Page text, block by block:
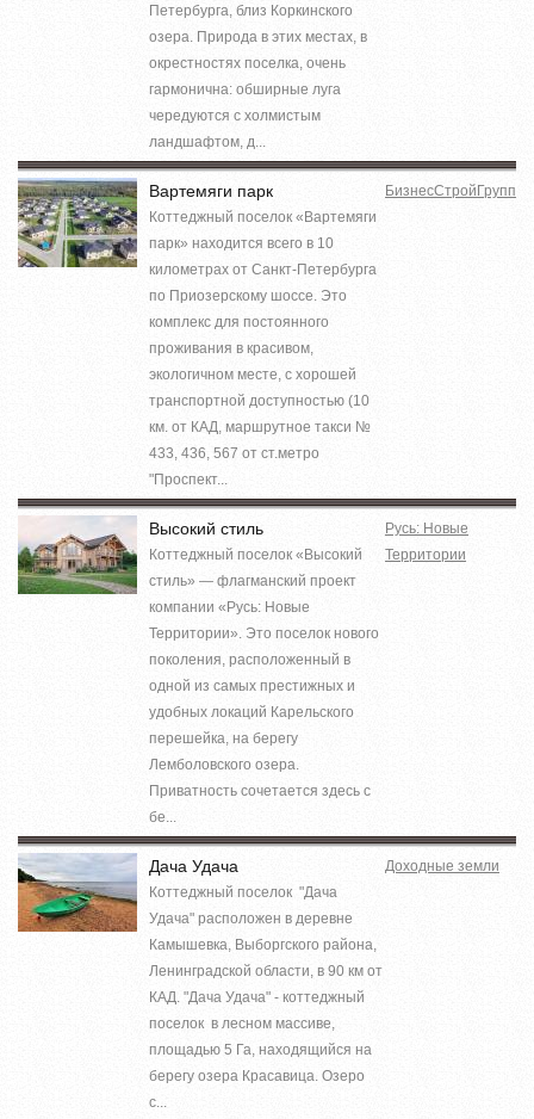
Петербурга, близ Коркинского
озера. Природа в этих местах, в
окрестностях поселка, очень
гармонична: обширные луга
чередуются с холмистым
ландшафтом, д...
Вартемяги парк
Коттеджный поселок «Вартемяги
парк» находится всего в 10
километрах от Санкт-Петербурга
по Приозерскому шоссе. Это
комплекс для постоянного
проживания в красивом,
экологичном месте, с хорошей
транспортной доступностью (10
км. от КАД, маршрутное такси №
433, 436, 567 от ст.метро
"Проспект...
БизнесСтройГрупп
Высокий стиль
Коттеджный поселок «Высокий
стиль» — флагманский проект
компании «Русь: Новые
Территории». Это поселок нового
поколения, расположенный в
одной из самых престижных и
удобных локаций Карельского
перешейка, на берегу
Лемболовского озера.
Приватность сочетается здесь с
бе...
Русь: Новые
Территории
Дача Удача
Коттеджный поселок "Дача
Удача" расположен в деревне
Камышевка, Выборгского района,
Ленинградской области, в 90 км от
КАД. "Дача Удача" - коттеджный
поселок в лесном массиве,
площадью 5 Га, находящийся на
берегу озера Красавица. Озеро
с...
Доходные земли